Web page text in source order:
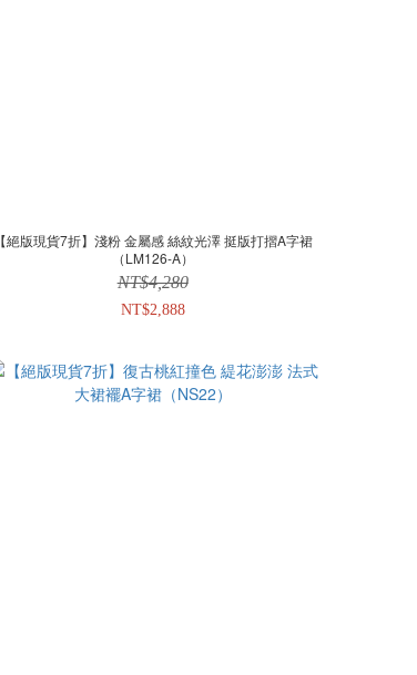
【絕版現貨7折】淺粉 金屬感 絲紋光澤 挺版打摺A字裙
（LM126-A）
NT$4,280
NT$2,888